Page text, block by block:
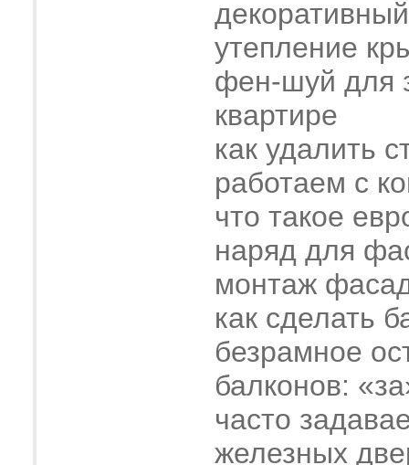
утепление
фен-шуй для
квартире
как удалить
работаем с
что такое
наряд для
монтаж
как сделать
безрамное
балконов:
часто
железных